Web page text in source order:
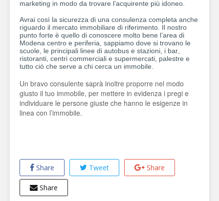
marketing in modo da trovare l’acquirente più idoneo.
Avrai così la sicurezza di una consulenza completa anche
riguardo il mercato immobiliare di riferimento. Il nostro
punto forte è quello di conoscere molto bene l’area di
Modena centro e periferia, sappiamo dove si trovano le
scuole, le principali linee di autobus e stazioni, i bar,
ristoranti, centri commerciali e supermercati, palestre e
tutto ciò che serve a chi cerca un immobile.
Un bravo consulente saprà inoltre proporre nel modo
giusto il tuo immobile, per mettere in evidenza i pregi e
individuare le persone giuste che hanno le esigenze in
linea con l’immobile.
Share Tweet Share
Share